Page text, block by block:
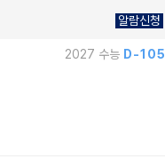
알람신청
2027 수능 D-105